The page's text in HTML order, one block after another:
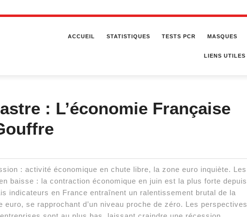
ACCUEIL STATISTIQUES TESTS PCR MASQUES
LIENS UTILES
: L’économie Française
: activité économique en chute libre, la zone euro inquiète. Les
baisse : la contraction économique en juin est la plus forte depuis
indicateurs en France entraînent un ralentissement brutal de la
se rapprochant d’un niveau proche de zéro. Les perspectives